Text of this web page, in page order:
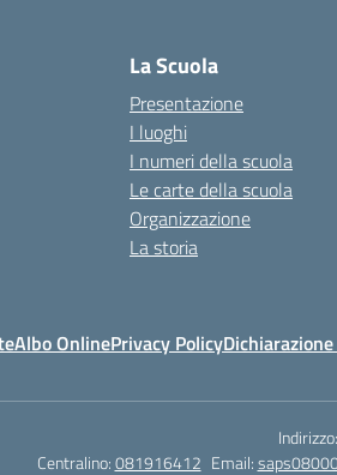
La Scuola
Presentazione
I luoghi
I numeri della scuola
Le carte della scuola
Organizzazione
La storia
Albo OnlinePrivacy Policy
Indirizzo:
Centralino:081916412 Email: